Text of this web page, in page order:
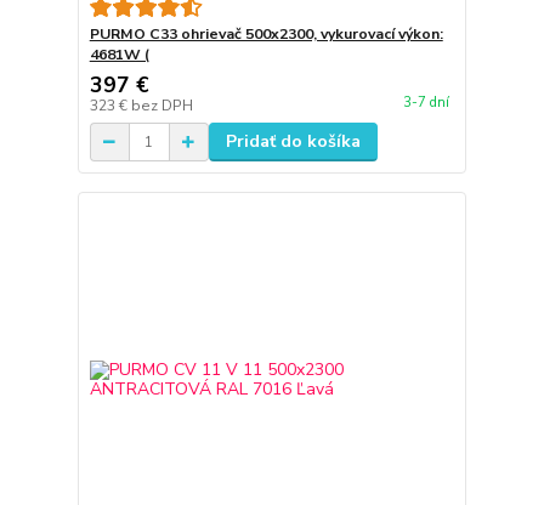
PURMO C33 ohrievač 500x2300, vykurovací výkon:
4681W (
397 €
323 € bez DPH 3-7 dní
Pridať do košíka